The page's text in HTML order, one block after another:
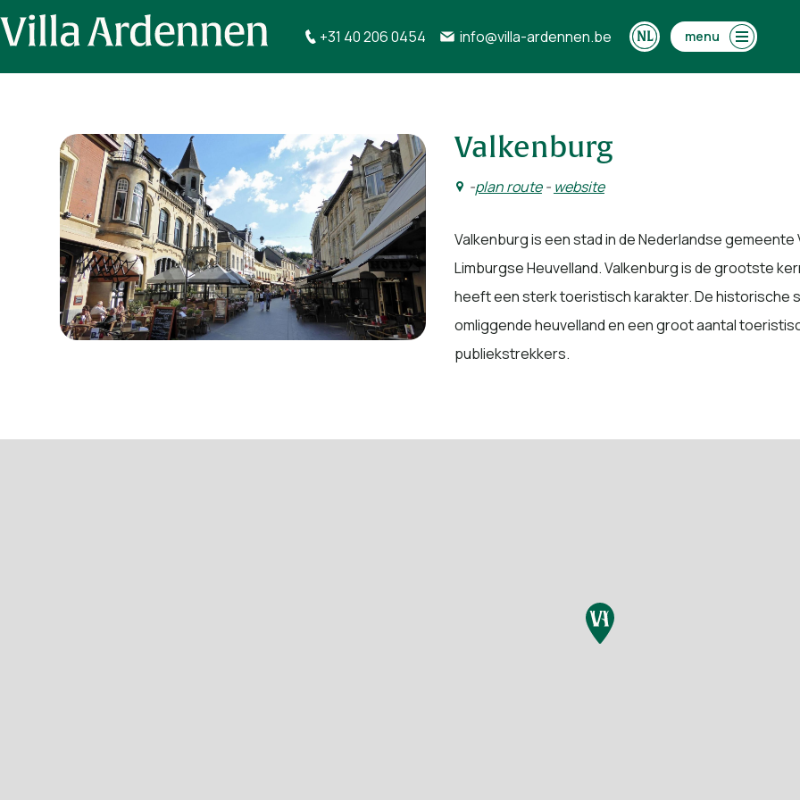
+31 40 206 0454 info@villa-ardennen.be menu
Valkenburg
-plan route - website
Valkenburg is een stad in de Nederlandse
Limburgse Heuvelland. Valkenburg is de grootste
heeft een sterk toeristisch karakter. De historische
omliggende heuvelland en een groot aantal
publiekstrekkers.